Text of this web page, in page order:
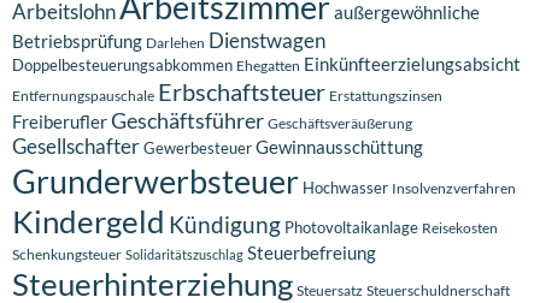
Arbeitslohn außergewöhnliche
Betriebsprüfung Darlehen Dienstwagen
Doppelbesteuerungsabkommen Ehegatten Einkünfteerzielungsabsicht
Entfernungspauschale Erbschaftsteuer Erstattungszinsen
FreiberuflerGeschäftsführer Geschäftsveräußerung
GesellschafterGewerbesteuerGewinnausschüttung
Grunderwerbsteuer Hochwasser Insolvenzverfahren
Kindergeld Kündigung Photovoltaikanlage Reisekosten
Schenkungsteuer Solidaritätszuschlag Steuerbefreiung
Steuerhinterziehung Steuersatz Steuerschuldnerschaft